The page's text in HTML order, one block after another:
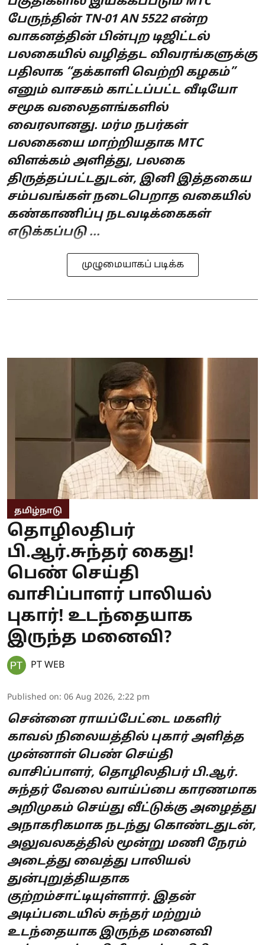
பேருந்தின் TN-01 AN 5522 என்ற
வாகனத்தின் பின்புற டிஜிட்டல்
பலகையில் வழித்தட விவரங்களுக்கு
பதிலாக “தக்காளி வெற்றி கழகம்”
எனும் வாசகம் காட்டப்பட்ட வீடியோ
சமூக வலைதளங்களில்
வைரலானது. மர்ம நபர்கள்
பலகையை மாற்றியதாக MTC
விளக்கம் அளித்து, பலகை
திருத்தப்பட்டதுடன், இனி இத்தகைய
சம்பவங்கள் நடைபெறாத வகையில்
கண்காணிப்பு நடவடிக்கைகள்
எடுக்கப்படு ...
முழுமையாகப் படிக்க
தமிழ்நாடு
தொழிலதிபர்
பி.ஆர்.சுந்தர் கைது!
பெண் செய்தி
வாசிப்பாளர் பாலியல்
புகார்! உடந்தையாக
இருந்த மனைவி?
PT WEB
Published on: 06 Aug 2026, 2:22 pm
சென்னை ராயப்பேட்டை மகளிர்
காவல் நிலையத்தில் புகார் அளித்த
முன்னாள் பெண் செய்தி
வாசிப்பாளர், தொழிலதிபர் பி.ஆர்.
சுந்தர் வேலை வாய்ப்பை காரணமாக
அறிமுகம் செய்து வீட்டுக்கு அழைத்து
அநாகரிகமாக நடந்து கொண்டதுடன்,
அலுவலகத்தில் மூன்று மணி நேரம்
அடைத்து வைத்து பாலியல்
துன்புறுத்தியதாக
குற்றம்சாட்டியுள்ளார். இதன்
அடிப்படையில் சுந்தர் மற்றும்
உடந்தையாக இருந்த மனைவி